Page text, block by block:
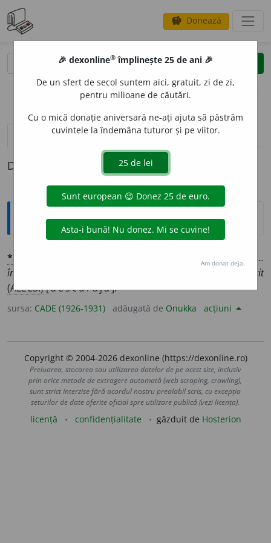
savings Donează
clear
opțiuni
definiții (1) pronunțievolume_up (5)
Definiția cu ID-ul 1368657:
Explicative DEX
*
această...
întîmplare produce o impresie descurajatoare în spirit
(ALECS.)[descuraja].
sursa: CADE (1926-1931) adăugată de Onukka acțiuni
Copyright © 2004-2026 dexonline (https://dexonline.ro)
Preluarea, stocarea sau utilizarea datelor de pe acest site, inclusiv
prin orice metode de extragere automată (web scraping, crawling),
sunt strict interzise fără acordul nostru prealabil scris, cu excepția
seturilor de date oferite oficial spre utilizare publică (vezi licența).
licență confidențialitate găzduit de Hosterion
🎉 dexonline® împlinește 25 de ani 🎉
De un sfert de secol suntem aici, gratuit, zi de zi,
pentru milioane de căutări.
Cu o mică donație aniversară ne-ați ajuta să păstrăm
cuvintele la îndemâna tuturor și pe viitor.
Am donat deja.